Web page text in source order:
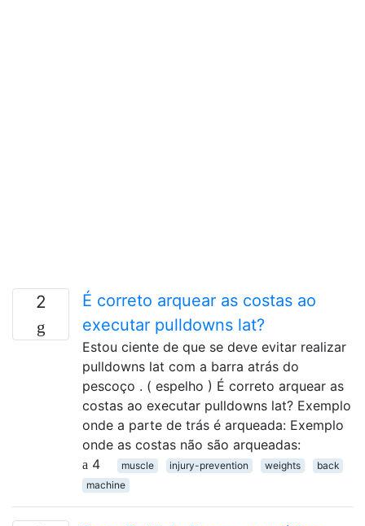
2
É correto arquear as costas ao
executar pulldowns lat?
Estou ciente de que se deve evitar realizar
pulldowns lat com a barra atrás do
pescoço . ( espelho ) É correto arquear as
costas ao executar pulldowns lat? Exemplo
onde a parte de trás é arqueada: Exemplo
onde as costas não são arqueadas:
4
muscle injury-prevention weights
back
machine